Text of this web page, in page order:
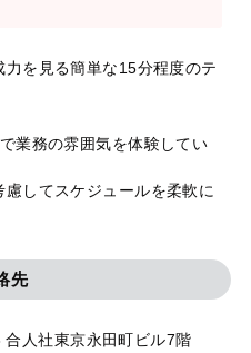
を見る簡単な15分程度のテ
業務の雰囲気を体験してい
してスケジュールを柔軟に
先
人社東京永田町ビル7階